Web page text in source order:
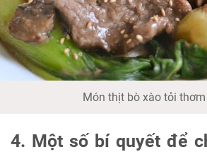
Món thịt bò xào tỏi
4. Một số bí quyết để